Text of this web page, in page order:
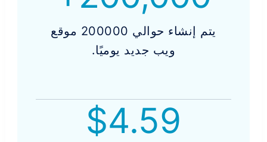
يتم إنشاء حوالي 200000 موقع
ويب جديد يوميًا.
4.59
$